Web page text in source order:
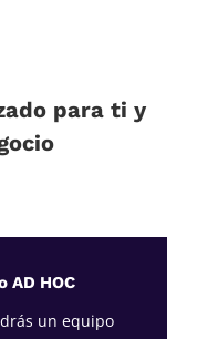
para ti y
AD HOC
un equipo